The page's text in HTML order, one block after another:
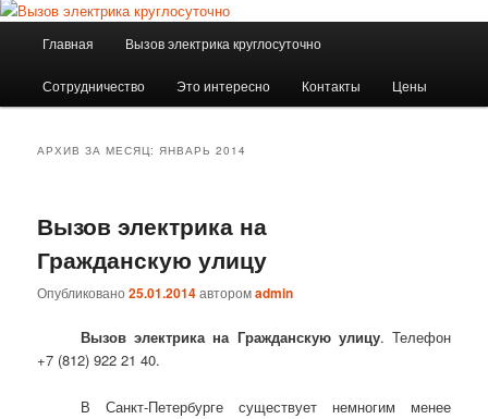
Главная Вызов электрика круглосуточно
Сотрудничество Это интересно Контакты Цены
АРХИВ ЗА МЕСЯЦ:ЯНВАРЬ 2014
Вызов электрика на
Гражданскую улицу
Опубликовано25.01.2014авторомadmin
Вызов электрика на Гражданскую улицу. Телефон
+7 (812) 922 21 40.
В Санкт-Петербурге существует немногим менее